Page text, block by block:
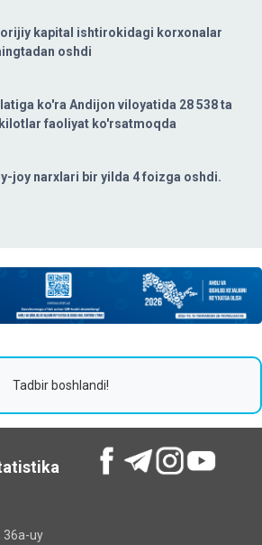
kapital ishtirokidagi korxonalar
oshdi
ko'ra Andijon viloyatida 28 538 ta
faoliyat ko'rsatmoqda
joy narxlari bir yilda 4 foizga oshdi.
Tadbir boshlandi!
36a-uy